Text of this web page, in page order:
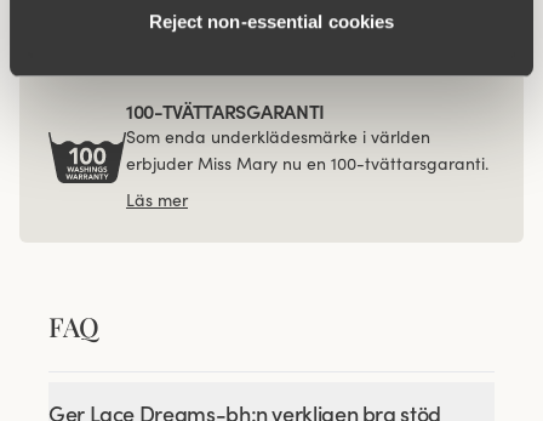
Reject non‑essential cookies
100-TVÄTTARSGARANTI
Som enda underklädesmärke i världen
erbjuder Miss Mary nu en 100-tvättarsgaranti.
Läs mer
FAQ
Ger Lace Dreams-bh:n verkligen bra stöd